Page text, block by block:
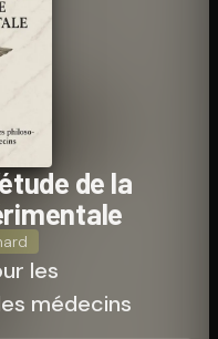
de la
les
médecins